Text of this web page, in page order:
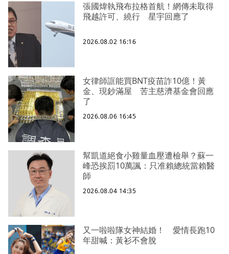
張國煒執飛布拉格首航！網傳未取得
飛越許可、繞行 星宇回應了
2026.08.02 16:16
女律師誆能買BNT疫苗詐10億！黃
金、現鈔滿屋 苦主慈濟基金會回應
了
2026.08.06 16:45
幫凱道絕食小雞量血壓遭檢舉？蘇一
峰恐挨罰10萬諷：只准賴總統當賴醫
師
2026.08.04 14:35
又一啦啦隊女神結婚！ 愛情長跑10
年甜喊：黃衫不會脫